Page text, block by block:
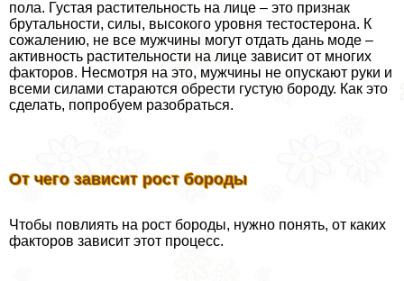
пола. Густая растительность на лице – это признак
брутальности, силы, высокого уровня тестостерона. К
сожалению, не все мужчины могут отдать дань моде –
активность растительности на лице зависит от многих
факторов. Несмотря на это, мужчины не опускают руки и
всеми силами стараются обрести густую бороду. Как это
сделать, попробуем разобраться.
От чего зависит рост бороды
Чтобы повлиять на рост бороды, нужно понять, от каких
факторов зависит этот процесс.